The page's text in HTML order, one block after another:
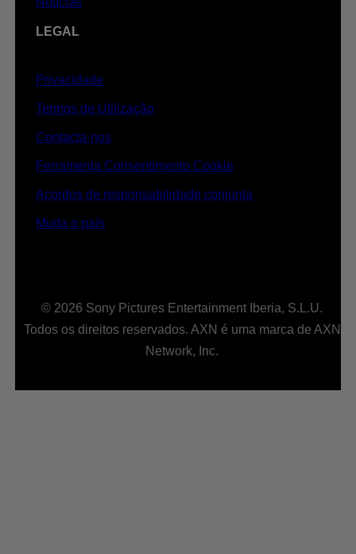
LEGAL
Privacidade
Termos de Utilização
Contacta-nos
Ferramenta Consentimento Cookie
Acordos de responsabilidade conjunta
Muda o país
© 2026 Sony Pictures Entertainment Iberia, S.L.U.
Todos os direitos reservados. AXN é uma marca de AXN
Network, Inc.